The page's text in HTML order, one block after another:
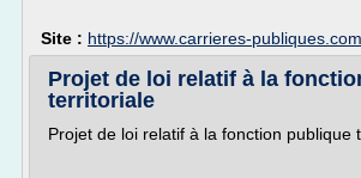
Site : https://www.carrieres-publiques.com
Projet de loi relatif à la
territoriale
Projet de loi relatif à la fonction publique